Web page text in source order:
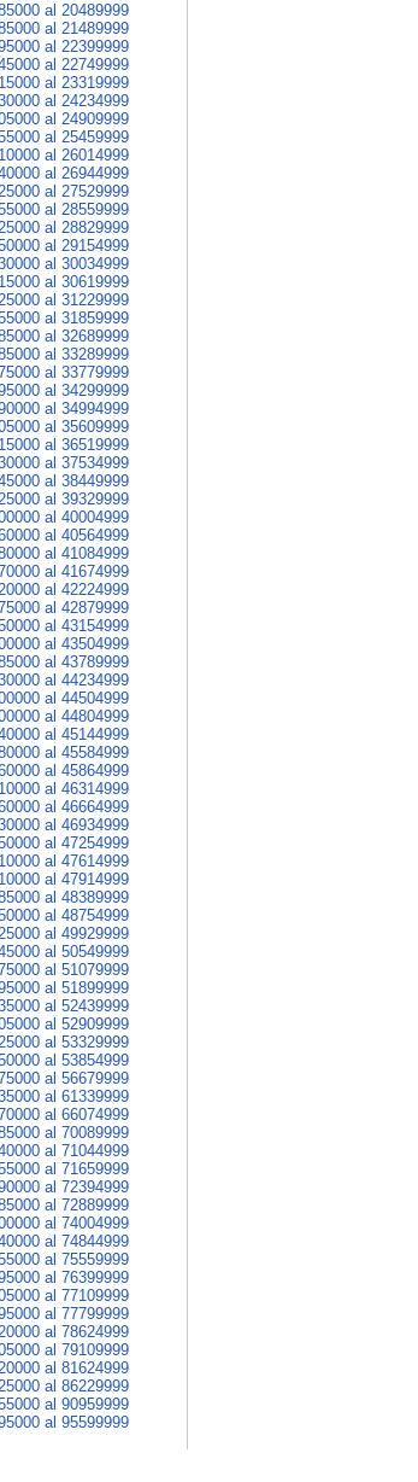
al 20489999
al 21489999
al 22399999
al 22749999
al 23319999
al 24234999
al 24909999
al 25459999
al 26014999
al 26944999
al 27529999
al 28559999
al 28829999
al 29154999
al 30034999
al 30619999
al 31229999
al 31859999
al 32689999
al 33289999
al 33779999
al 34299999
al 34994999
al 35609999
al 36519999
al 37534999
al 38449999
al 39329999
al 40004999
al 40564999
al 41084999
al 41674999
al 42224999
al 42879999
al 43154999
al 43504999
al 43789999
al 44234999
al 44504999
al 44804999
al 45144999
al 45584999
al 45864999
al 46314999
al 46664999
al 46934999
al 47254999
al 47614999
al 47914999
al 48389999
al 48754999
al 49929999
al 50549999
al 51079999
al 51899999
al 52439999
al 52909999
al 53329999
al 53854999
al 56679999
al 61339999
al 66074999
al 70089999
al 71044999
al 71659999
al 72394999
al 72889999
al 74004999
al 74844999
al 75559999
al 76399999
al 77109999
al 77799999
al 78624999
al 79109999
al 81624999
al 86229999
al 90959999
al 95599999